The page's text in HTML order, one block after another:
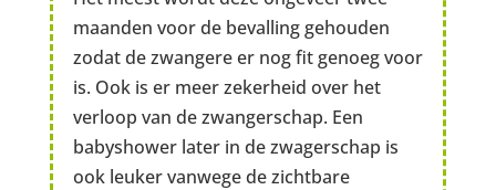
maanden voor de bevalling gehouden
zodat de zwangere er nog fit genoeg voor
is. Ook is er meer zekerheid over het
verloop van de zwangerschap. Een
babyshower later in de zwagerschap is
ook leuker vanwege de zichtbare